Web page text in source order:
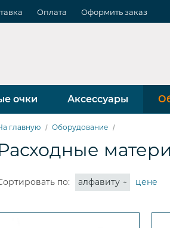
Оплата Оформить заказ
очки Аксессуары
главную Оборудование
по: алфавиту цене